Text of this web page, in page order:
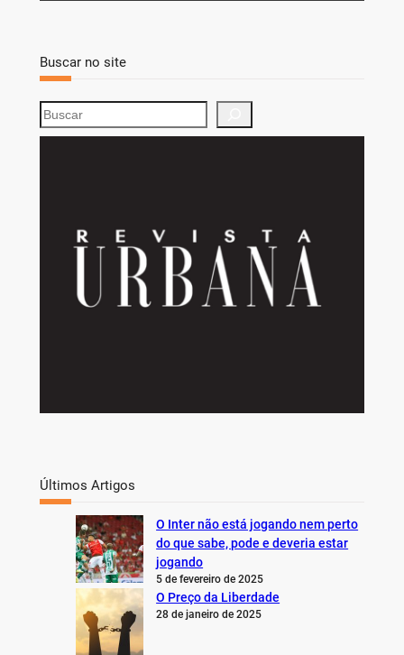
Buscar no site
S
e
Últimos Artigos
O Inter não está jogando nem perto
do que sabe, pode e deveria estar
jogando
5 de fevereiro de 2025
O Preço da Liberdade
28 de janeiro de 2025